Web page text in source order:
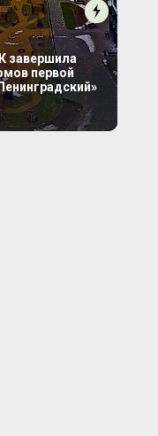
завершила
первой